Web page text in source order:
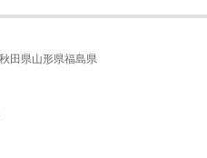
秋田県山形県福島県